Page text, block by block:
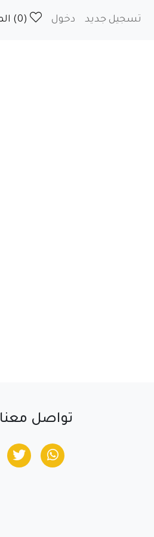
تسجيل جديد دخول (0) المفضلة
تواصل معنا